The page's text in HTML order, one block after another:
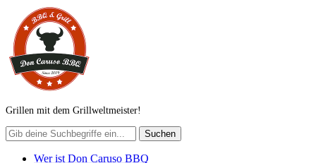
Grillen mit dem Grillweltmeister!
Wer ist Don Caruso BBQ